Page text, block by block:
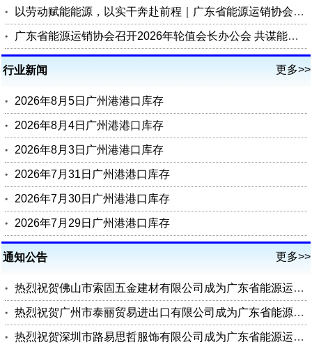
以劳动赋能能源，以实干奔赴前程｜广东省能源运销协会祝您五一劳动节快乐
广东省能源运销协会召开2026年轮值会长办公会 共谋能源行业高质量发展
更多>>
行业新闻
2026年8月5日广州港港口库存
2026年8月4日广州港港口库存
2026年8月3日广州港港口库存
2026年7月31日广州港港口库存
2026年7月30日广州港港口库存
2026年7月29日广州港港口库存
更多>>
通知公告
热烈祝贺佛山市索固五金建材有限公司成为广东省能源运销协会会员单位
热烈祝贺广州市泰丽贸易进出口有限公司成为广东省能源运销协会会员单位
热烈祝贺深圳市路易思哲服饰有限公司成为广东省能源运销协会会员单位